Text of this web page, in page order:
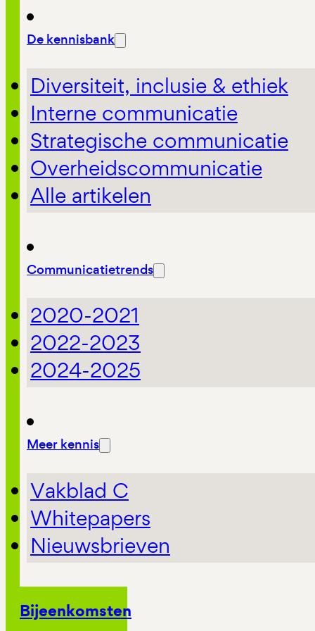
De kennisbank
Diversiteit, inclusie & ethiek
Interne communicatie
Strategische communicatie
Overheidscommunicatie
Alle artikelen
Communicatietrends
2020-2021
2022-2023
2024-2025
Meer kennis
Vakblad C
Whitepapers
Nieuwsbrieven
Bijeenkomsten